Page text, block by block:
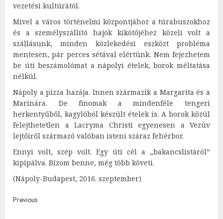
vezetési kultúrától.
Mivel a város történelmi központjához a túrabuszokhoz
és a személyszállító hajók kikötőjéhez közeli volt a
szállásunk, minden közlekedési eszközt probléma
mentesen, pár perces sétával elértünk. Nem fejezhetem
be úti beszámolómat a nápolyi ételek, borok méltatása
nélkül.
Nápoly a pizza hazája. Innen származik a Margarita és a
Marinára. De finomak a mindenféle tengeri
herkentyűből, kagylóból készült ételek is. A borok közül
felejthetetlen a Lacryma Christi egyenesen a Vezúv
lejtőiről származó valóban isteni száraz fehérbor.
Ennyi volt, szép volt. Egy úti cél a „bakancslistáról”
kipipálva. Bízom benne, még több követi.
(Nápoly-Budapest, 2016. szeptember)
Post
Previous